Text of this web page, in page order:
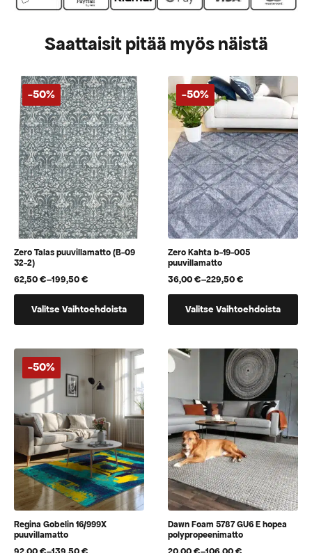
Saattaisit pitää myös näistä
-50%
Zero Talas puuvillamatto (B-09
32-2)
62,50€–199,50€
Hintaluokka:
62,50 €
Valitse Vaihtoehdoista
tuotteella
useampi
muunnelma.
Voit
tehdä
valinnat
tuotteen
sivulla.
-50%
Zero Kahta b-19-005
puuvillamatto
36,00€–229,50€
Hintaluokka:
36,00 €
Valitse Vaihtoehdoista
tuotteella
useampi
muunnelma.
tehdä
valinnat
tuotteen
sivulla.
-50%
Regina Gobelin 16/999X
puuvillamatto
Dawn Foam 5787 GU6 E hopea
polypropeenimatto